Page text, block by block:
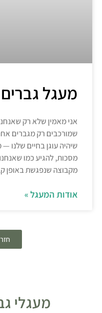
מעגל
אני מאמין שלא רק
שמורכבים רק מגברים
שיהיה עוגן בחיים שלנו —
מסכות, להגיע כמו
מקבוצה שנפגשת באופן
אודות המעגל »
מעגלי